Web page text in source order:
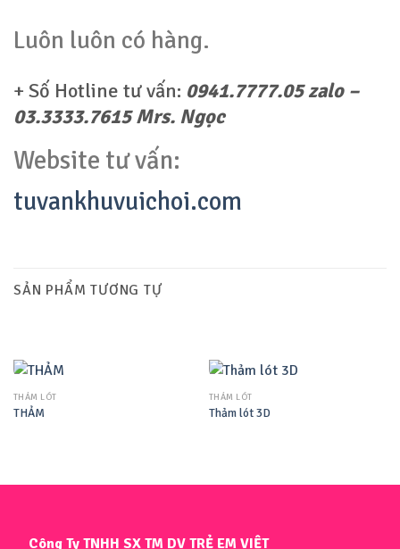
Luôn luôn có hàng.
+ Số Hotline tư vấn: 0941.7777.05 zalo –
03.3333.7615 Mrs. Ngọc
Website tư vấn:
tuvankhuvuichoi.com
SẢN PHẨM TƯƠNG TỰ
THẢM LÓT
THẢM
THẢM LÓT
Thảm lót 3D
Công Ty TNHH SX TM DV TRẺ EM VIỆT